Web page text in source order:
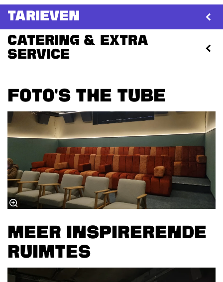
Tarieven
Catering & extra
service
FOTO'S THE TUBE
MEER INSPIRERENDE
RUIMTES